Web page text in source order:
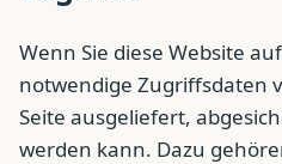
Wenn Sie diese Website
notwendige Zugriffsdaten
Seite ausgeliefert,
werden kann. Dazu